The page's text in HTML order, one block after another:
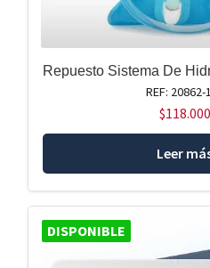
Repuesto Sistema De
REF: 20862-
$118.000
Leer
DISPONIBLE